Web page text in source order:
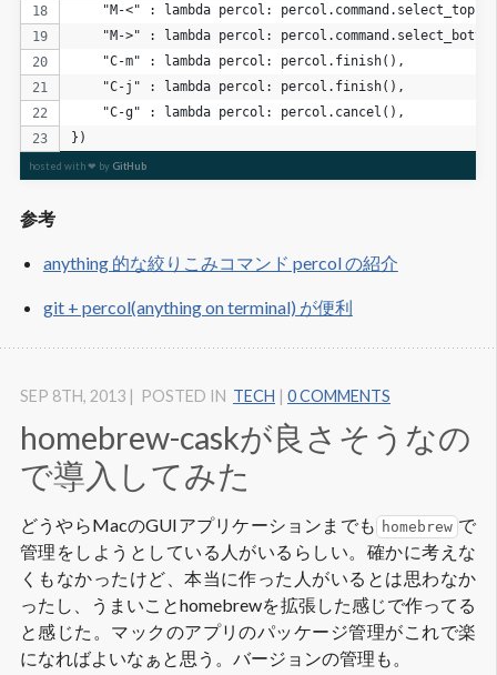
    "M-<" : lambda percol: percol.command.select_top(),
"M->" : lambda percol:
    "C-m" : lambda percol: percol.finish(),
    "C-j" : lambda percol: percol.finish(),
    "C-g" : lambda percol: percol.cancel(),
})
hosted with ❤ by GitHub
参考
anything 的な絞りこみコマンド percol の紹介
git + percol(anything on terminal) が便利
homebrew-caskが良さそうなの
で導入してみた
SEP 8TH, 2013 | POSTED IN TECH | 0 COMMENTS
どうやらMacのGUIアプリケーションまでも homebrew で
管理をしようとしている人がいるらしい。確かに考えな
くもなかったけど、本当に作った人がいるとは思わなか
ったし、うまいことhomebrewを拡張した感じで作ってる
と感じた。マックのアプリのパッケージ管理がこれで楽
になればよいなぁと思う。バージョンの管理も。